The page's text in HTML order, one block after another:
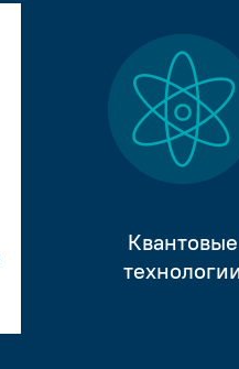
Квантовые